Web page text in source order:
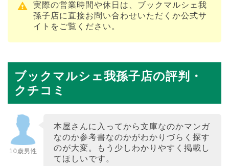
実際の営業時間や休日は、ブックマルシェ我
孫子店に直接お問い合わせいただくか公式サ
イトをご覧ください。
ブックマルシェ我孫子店の評判・
クチコミ
10歳男性
本屋さんに入ってから文庫なのかマンガ
なのか参考書なのかがわかりづらく探す
のが大変。もう少しわかりやすく掲載し
てほしいです。